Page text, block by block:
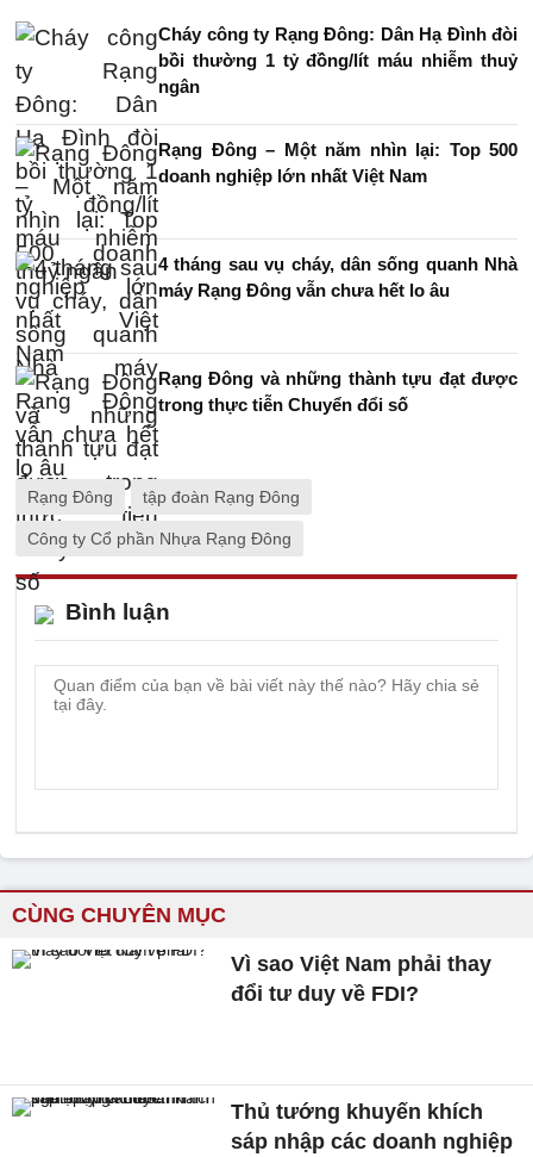
Cháy công ty Rạng Đông: Dân Hạ Đình đòi
bồi thường 1 tỷ đồng/lít máu nhiễm thuỷ
ngân
Rạng Đông – Một năm nhìn lại: Top 500
doanh nghiệp lớn nhất Việt Nam
4 tháng sau vụ cháy, dân sống quanh Nhà
máy Rạng Đông vẫn chưa hết lo âu
Rạng Đông và những thành tựu đạt được
trong thực tiễn Chuyển đổi số
Rạng Đông tập đoàn Rạng Đông
Công ty Cổ phần Nhựa Rạng Đông
Bình luận
CÙNG CHUYÊN MỤC
Vì sao Việt Nam phải thay
đổi tư duy về FDI?
Thủ tướng khuyến khích
sáp nhập các doanh nghiệp